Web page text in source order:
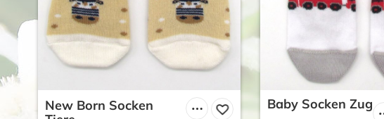
New Born Socken
Baby Socken Zug